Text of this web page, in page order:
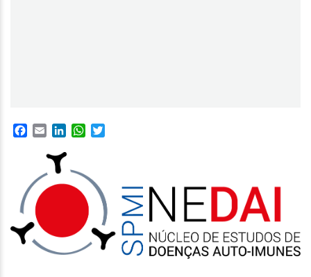
Facebook
Email LinkedInWhatsApp